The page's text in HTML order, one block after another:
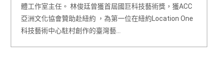
體工作室主任。 林俊廷曾獲首屆國巨科技藝術獎，獲ACC
亞洲文化協會贊助赴紐約 ，為第一位在紐約Location One
科技藝術中心駐村創作的臺灣藝…